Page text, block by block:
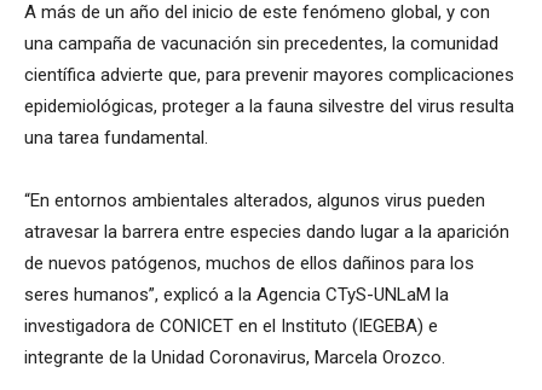
A más de un año del inicio de este fenómeno global, y con
una campaña de vacunación sin precedentes, la comunidad
científica advierte que, para prevenir mayores complicaciones
epidemiológicas, proteger a la fauna silvestre del virus resulta
una tarea fundamental.
“En entornos ambientales alterados, algunos virus pueden
atravesar la barrera entre especies dando lugar a la aparición
de nuevos patógenos, muchos de ellos dañinos para los
seres humanos”, explicó a la Agencia CTyS-UNLaM la
investigadora de CONICET en el Instituto (IEGEBA) e
integrante de la Unidad Coronavirus, Marcela Orozco.